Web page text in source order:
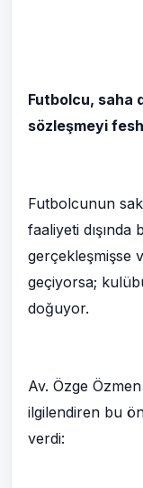
Futbolcu, saha
sözleşmeyi
Futbolcunun
faaliyeti
gerçekleşmişse
geçiyorsa;
doğuyor.
Av. Özge
ilgilendiren bu
verdi: